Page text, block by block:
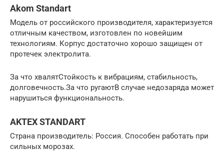
Akom Standart
Модель от российского производителя, характеризуется
отличным качеством, изготовлен по новейшим
технологиям. Корпус достаточно хорошо защищен от
протечек электролита.
За что хвалятСтойкость к вибрациям, стабильность,
долговечность.За что ругаютВ случае недозаряда может
нарушиться функциональность.
AKTEX STANDART
Страна производитель: Россия. Способен работать при
сильных морозах.